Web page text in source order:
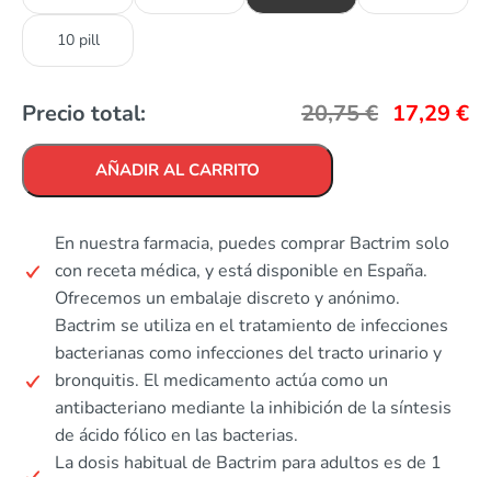
10 pill
Precio total: 20,75€ 17,29 €
AÑADIR AL CARRITO
En nuestra farmacia, puedes comprar Bactrim solo
con receta médica, y está disponible en España.
Ofrecemos un embalaje discreto y anónimo.
Bactrim se utiliza en el tratamiento de infecciones
bacterianas como infecciones del tracto urinario y
bronquitis. El medicamento actúa como un
antibacteriano mediante la inhibición de la síntesis
de ácido fólico en las bacterias.
La dosis habitual de Bactrim para adultos es de 1